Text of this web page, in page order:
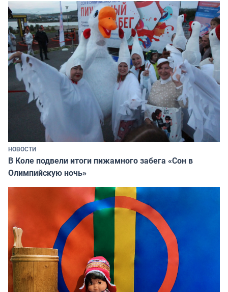
НОВОСТИ
В Коле подвели итоги пижамного забега «Сон в
Олимпийскую ночь»